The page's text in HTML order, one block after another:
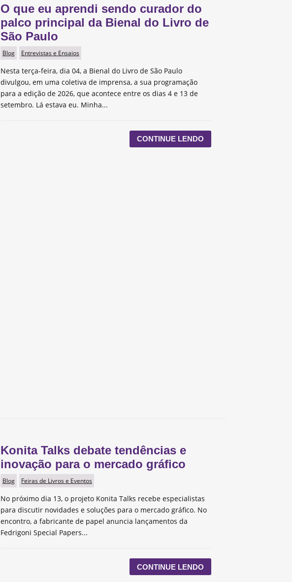
O que eu aprendi sendo curador do
palco principal da Bienal do Livro de
São Paulo
Blog Entrevistas e Ensaios
Nesta terça-feira, dia 04, a Bienal do Livro de São Paulo
divulgou, em uma coletiva de imprensa, a sua programação
para a edição de 2026, que acontece entre os dias 4 e 13 de
setembro. Lá estava eu. Minha...
CONTINUE LENDO
Konita Talks debate tendências e
inovação para o mercado gráfico
Blog Feiras de Livros e Eventos
No próximo dia 13, o projeto Konita Talks recebe especialistas
para discutir novidades e soluções para o mercado gráfico. No
encontro, a fabricante de papel anuncia lançamentos da
Fedrigoni Special Papers...
CONTINUE LENDO